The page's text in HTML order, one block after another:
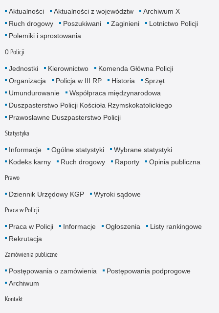
Aktualności Aktualności z województw
Archiwum X
Ruch drogowy
Poszukiwani Zaginieni
Lotnictwo Policji
Polemiki i sprostowania
O Policji
Jednostki Kierownictwo
Komenda Główna Policji
Organizacja
Policja w III RP Historia
Sprzęt
Umundurowanie
Współpraca międzynarodowa
Duszpasterstwo Policji Kościoła Rzymskokatolickiego
Prawosławne Duszpasterstwo Policji
Statystyka
Informacje Ogólne statystyki
Wybrane statystyki
Kodeks karny
Ruch drogowy Raporty Opinia publiczna
Prawo
Dziennik Urzędowy KGP Wyroki sądowe
Praca w Policji
Praca w Policji Informacje Ogłoszenia
Listy rankingowe
Rekrutacja
Zamówienia publiczne
Postępowania o zamówienia
Postępowania podprogowe
Archiwum
Kontakt